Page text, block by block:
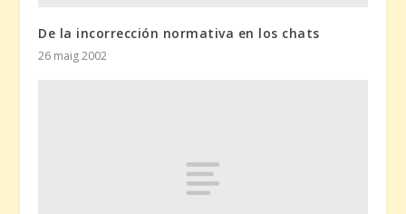
De la incorrección normativa en los chats
26 maig 2002